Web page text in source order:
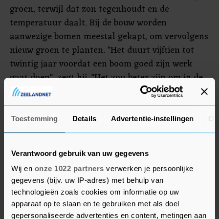
Toestemming Details Advertentie-instellingen
Verantwoord gebruik van uw gegevens
Wij en onze 1022 partners verwerken je persoonlijke
gegevens (bijv. uw IP-adres) met behulp van
technologieën zoals cookies om informatie op uw
apparaat op te slaan en te gebruiken met als doel
gepersonaliseerde advertenties en content, metingen aan
groen, terwijl dat zon tegenhoudt en de
temperatuur daalt. Bij de bouw worden
aanwezige bomen meestal gekapt, om vervolgens
nieuw groen te planten. "Het duurt vijftien tot
twintig jaar voordat een boom goed zijn werk
gaat doen", zegt hij. "Het zou beter zijn om in de
bouwplannen rekening te houden met het
bestaande groen. Bij de oplevering hebben
bewoners daar direct profijt van." Dat dit nu nog
amper gebeurt, komt omdat het ingewikkelder is:
bomen heen tekenen en de aannemer moet
maatregelen nemen om het groen tijdens de
bouw te beschermen.
Momenteel worden woningen gebouwd op basis